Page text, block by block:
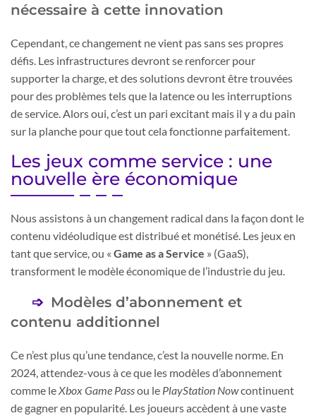
nécessaire à cette innovation
Cependant, ce changement ne vient pas sans ses propres
défis. Les infrastructures devront se renforcer pour
supporter la charge, et des solutions devront être trouvées
pour des problèmes tels que la latence ou les interruptions
de service. Alors oui, c’est un pari excitant mais il y a du pain
sur la planche pour que tout cela fonctionne parfaitement.
Les jeux comme service : une
nouvelle ère économique
Nous assistons à un changement radical dans la façon dont le
contenu vidéoludique est distribué et monétisé. Les jeux en
tant que service, ou « Game as a Service » (GaaS),
transforment le modèle économique de l’industrie du jeu.
Modèles d’abonnement et
contenu additionnel
Ce n’est plus qu’une tendance, c’est la nouvelle norme. En
2024, attendez-vous à ce que les modèles d’abonnement
comme leXbox Game Passou le PlayStation Nowcontinuent
de gagner en popularité. Les joueurs accèdent à une vaste